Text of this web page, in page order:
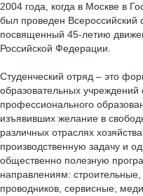
2004 года, когда в Москве в
был проведен Всероссийский
посвященный 45-летию
Российской Федерации.
Студенческий отряд – это
образовательных учреждений
профессионального
изъявивших желание в
различных отраслях
производственную задачу и
общественно полезную
направлениям: строительные,
проводников, сервисные,